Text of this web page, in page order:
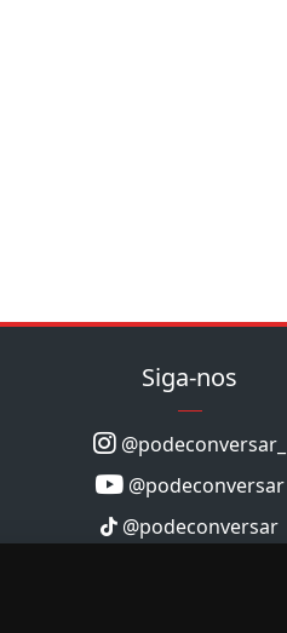
Siga-nos
@podeconversar_
@podeconversar
@podeconversar